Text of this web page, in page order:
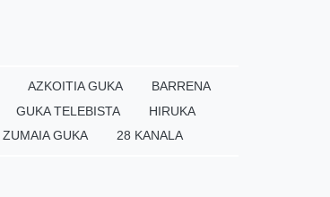
AZKOITIA GUKA
BARRENA
GUKA TELEBISTA
HIRUKA
ZUMAIA GUKA 28 KANALA